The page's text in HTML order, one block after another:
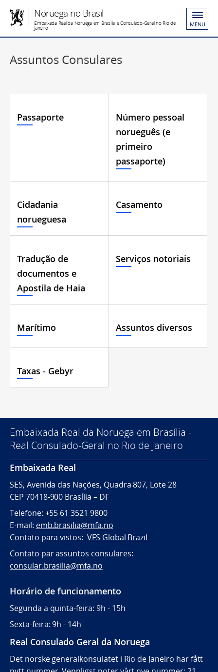
Noruega no Brasil
Embaixada Real da Noruega em Brasília e Consulado-Geral no Rio de
Janeiro MENU
Assuntos Consulares
Passaporte
Número pessoal
norueguês (e
primeiro
passaporte)
Cidadania
norueguesa
Casamento
Tradução de
documentos e
Apostila de Haia
Serviços notoriais
Marítimo Assuntos diversos
Taxas - Gebyr
Embaixada Real da Noruega em Brasília -
Real Consulado-Geral no Rio de Janeiro
Embaixada Real
SES, Avenida das Nações, Quadra 807, Lote 28
CEP 70418-900 Brasília – DF
Telefone: +55 61 3521 9800
E-mail: emb.brasilia@mfa.no
Contato para vistos: VFS Global Brazil
Contato par assuntos consulares:
consular.brasilia@mfa.no
Horário de funcionamento
Segunda a quinta-feira: 9h - 15h
Sexta-feira: 9h - 14h
Real Consulado Geral da Noruega
Det norske generalkonsulatet i Rio de Janeiro har fått